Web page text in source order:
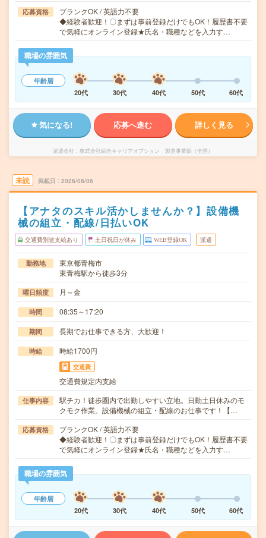
応募資格
ブランクOK / 英語力不要
◆経験者歓迎！〇まずは事前登録だけでもOK！履歴書不要
で気軽にオンライン登録★氏名・職種などを入力す…
職場の雰囲気
年齢層
20代
30代 40代 50代 60代
気になる! 応募へ進む 詳しく見る
派遣会社 株式会社綜合キャリアオプション 製造事業部（全国）
未読 掲載日 2026/08/06
【アナタのスキル活かしませんか？】設備機
械の組立・配線/日払いOK
交通費別途支給あり 土日祝日が休み WEB登録OK 派遣
勤務地
東京都青梅市
東青梅駅から徒歩3分
曜日頻度 月～金
時間 08:35～17:20
期間 長期でお仕事できる方、大歓迎！
時給 時給1700円
交通費
交通費規定内支給
仕事内容
駅チカ！徒歩圏内で出勤しやすい立地。日勤土日休みのモ
クモク作業。設備機械の組立・配線のお仕事です！【…
応募資格
ブランクOK / 英語力不要
◆経験者歓迎！〇まずは事前登録だけでもOK！履歴書不要
で気軽にオンライン登録★氏名・職種などを入力す…
職場の雰囲気
年齢層
20代
30代 40代 50代 60代